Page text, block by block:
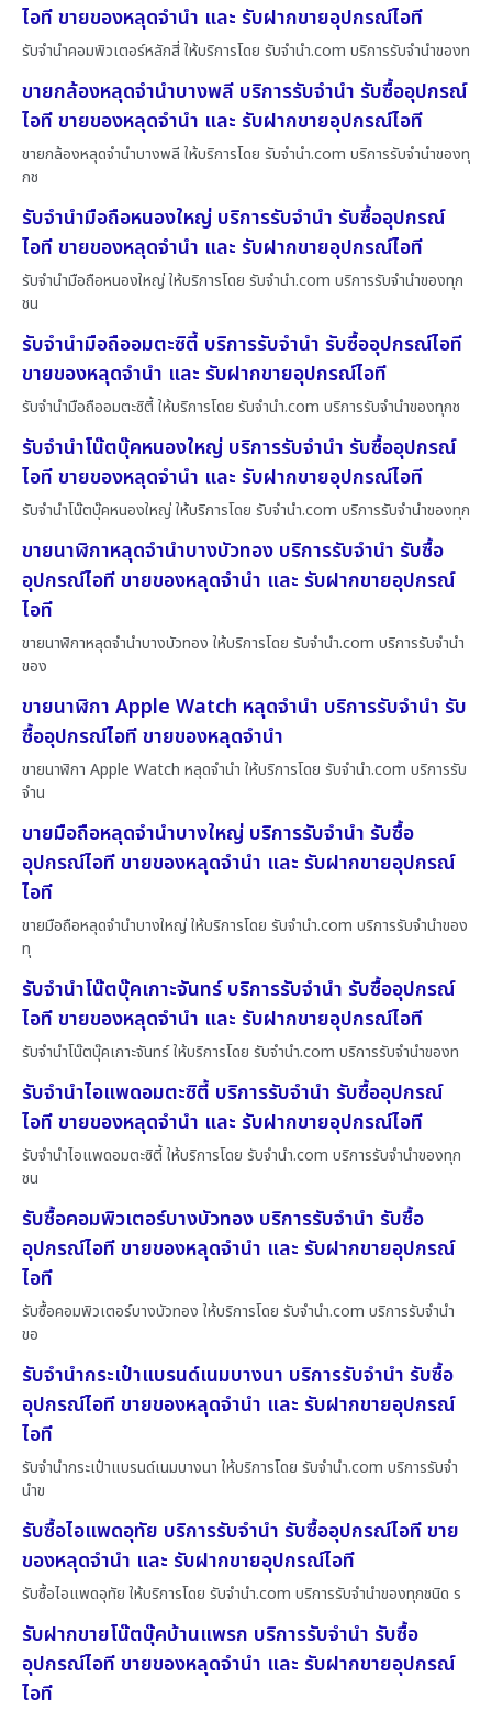
ไอที ขายของหลุดจำนำ และ รับฝากขายอุปกรณ์ไอที
รับจำนำคอมพิวเตอร์หลักสี่ ให้บริการโดย รับจํานํา.com บริการรับจำนำของท
ขายกล้องหลุดจำนำบางพลี บริการรับจำนำ รับซื้ออุปกรณ์
ไอที ขายของหลุดจำนำ และ รับฝากขายอุปกรณ์ไอที
ขายกล้องหลุดจำนำบางพลี ให้บริการโดย รับจํานํา.com บริการรับจำนำของทุ
กช
รับจำนำมือถือหนองใหญ่ บริการรับจำนำ รับซื้ออุปกรณ์
ไอที ขายของหลุดจำนำ และ รับฝากขายอุปกรณ์ไอที
รับจำนำมือถือหนองใหญ่ ให้บริการโดย รับจํานํา.com บริการรับจำนำของทุก
ชน
รับจำนำมือถืออมตะซิตี้ บริการรับจำนำ รับซื้ออุปกรณ์ไอที
ขายของหลุดจำนำ และ รับฝากขายอุปกรณ์ไอที
รับจำนำมือถืออมตะซิตี้ ให้บริการโดย รับจํานํา.com บริการรับจำนำของทุกช
รับจำนำโน๊ตบุ๊คหนองใหญ่ บริการรับจำนำ รับซื้ออุปกรณ์
ไอที ขายของหลุดจำนำ และ รับฝากขายอุปกรณ์ไอที
รับจำนำโน๊ตบุ๊คหนองใหญ่ ให้บริการโดย รับจํานํา.com บริการรับจำนำของทุก
ขายนาฬิกาหลุดจำนำบางบัวทอง บริการรับจำนำ รับซื้อ
อุปกรณ์ไอที ขายของหลุดจำนำ และ รับฝากขายอุปกรณ์
ไอที
ขายนาฬิกาหลุดจำนำบางบัวทอง ให้บริการโดย รับจํานํา.com บริการรับจำนำ
ของ
ขายนาฬิกา Apple Watch หลุดจำนำ บริการรับจำนำ รับ
ซื้ออุปกรณ์ไอที ขายของหลุดจำนำ
ขายนาฬิกา Apple Watch หลุดจำนำ ให้บริการโดย รับจํานํา.com บริการรับ
จำน
ขายมือถือหลุดจำนำบางใหญ่ บริการรับจำนำ รับซื้อ
อุปกรณ์ไอที ขายของหลุดจำนำ และ รับฝากขายอุปกรณ์
ไอที
ขายมือถือหลุดจำนำบางใหญ่ ให้บริการโดย รับจํานํา.com บริการรับจำนำของ
ทุ
รับจำนำโน๊ตบุ๊คเกาะจันทร์ บริการรับจำนำ รับซื้ออุปกรณ์
ไอที ขายของหลุดจำนำ และ รับฝากขายอุปกรณ์ไอที
รับจำนำโน๊ตบุ๊คเกาะจันทร์ ให้บริการโดย รับจํานํา.com บริการรับจำนำของท
รับจำนำไอแพดอมตะซิตี้ บริการรับจำนำ รับซื้ออุปกรณ์
ไอที ขายของหลุดจำนำ และ รับฝากขายอุปกรณ์ไอที
รับจำนำไอแพดอมตะซิตี้ ให้บริการโดย รับจํานํา.com บริการรับจำนำของทุก
ชน
รับซื้อคอมพิวเตอร์บางบัวทอง บริการรับจำนำ รับซื้อ
อุปกรณ์ไอที ขายของหลุดจำนำ และ รับฝากขายอุปกรณ์
ไอที
รับซื้อคอมพิวเตอร์บางบัวทอง ให้บริการโดย รับจํานํา.com บริการรับจำนำ
ขอ
รับจำนำกระเป๋าแบรนด์เนมบางนา บริการรับจำนำ รับซื้อ
อุปกรณ์ไอที ขายของหลุดจำนำ และ รับฝากขายอุปกรณ์
ไอที
รับจำนำกระเป๋าแบรนด์เนมบางนา ให้บริการโดย รับจํานํา.com บริการรับจำ
นำข
รับซื้อไอแพดอุทัย บริการรับจำนำ รับซื้ออุปกรณ์ไอที ขาย
ของหลุดจำนำ และ รับฝากขายอุปกรณ์ไอที
รับซื้อไอแพดอุทัย ให้บริการโดย รับจํานํา.com บริการรับจำนำของทุกชนิด ร
รับฝากขายโน๊ตบุ๊คบ้านแพรก บริการรับจำนำ รับซื้อ
อุปกรณ์ไอที ขายของหลุดจำนำ และ รับฝากขายอุปกรณ์
ไอที